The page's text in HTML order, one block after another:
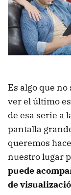
Es algo que
ver el último
de esa serie a
pantalla
queremos
nuestro lugar
puede
de